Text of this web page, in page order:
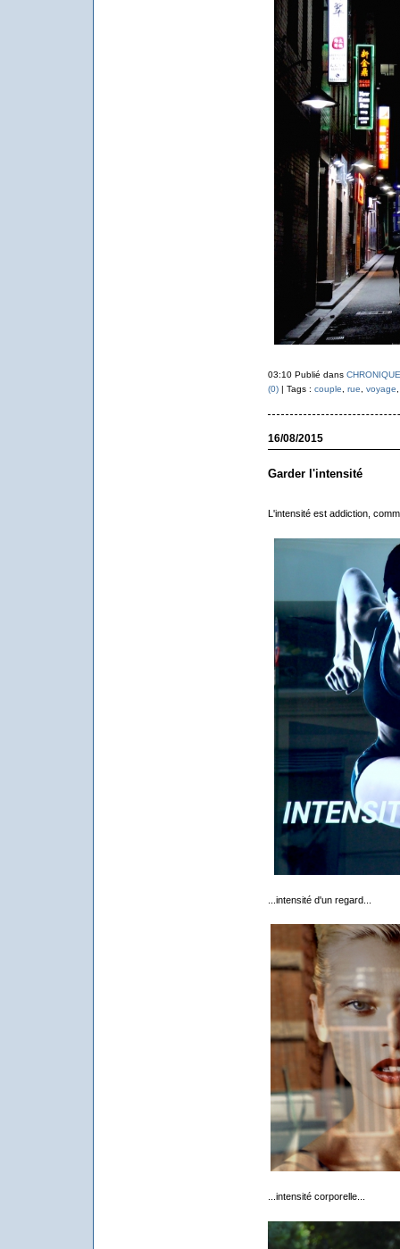
03:10 Publié dans
(0)| Tags : couple rue voyage
16/08/2015
Garder l'intensité
L'intensité est addiction,
...intensité d'un regard...
...intensité corporelle...